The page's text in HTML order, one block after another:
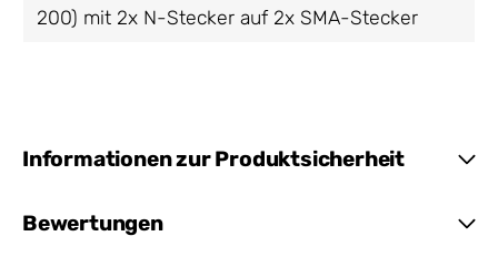
200) mit 2x N-Stecker auf 2x SMA-Stecker
Informationen zur Produktsicherheit
Bewertungen